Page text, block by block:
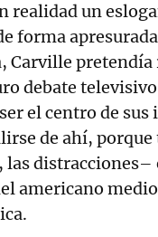
realidad un
forma
Carville
debate
el centro de
de ahí,
las
americano